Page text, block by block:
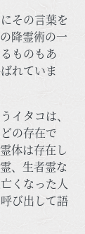
その言葉を
降霊術の一
ものもあ
れていま
イタコは、
の存在で
体は存在し
、生者霊な
くなった人
び出して語